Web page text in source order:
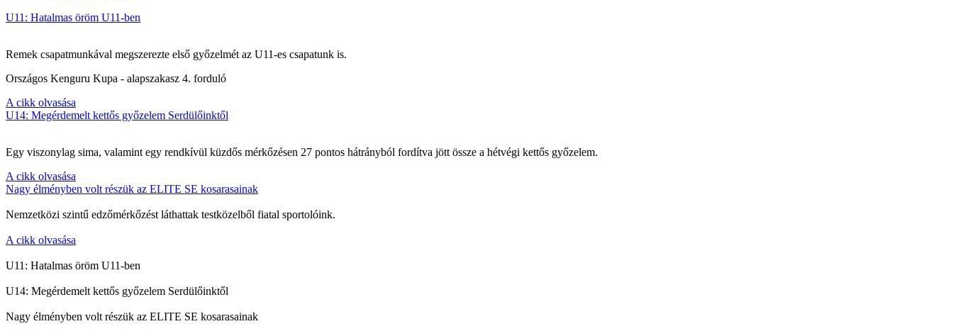
U11: Hatalmas öröm U11-ben
Remek csapatmunkával megszerezte első győzelmét az U11-es csapatunk is.
Országos Kenguru Kupa - alapszakasz 4. forduló
A cikk olvasása
U14: Megérdemelt kettős győzelem Serdülőinktől
Egy viszonylag sima, valamint egy rendkívül küzdős mérkőzésen 27 pontos hátrányból fordítva jött össze a hétvégi kettős győzelem.
A cikk olvasása
Nagy élményben volt részük az ELITE SE kosarasainak
Nemzetközi szintű edzőmérkőzést láthattak testközelből fiatal sportolóink.
A cikk olvasása
U11: Hatalmas öröm U11-ben
U14: Megérdemelt kettős győzelem Serdülőinktől
Nagy élményben volt részük az ELITE SE kosarasainak